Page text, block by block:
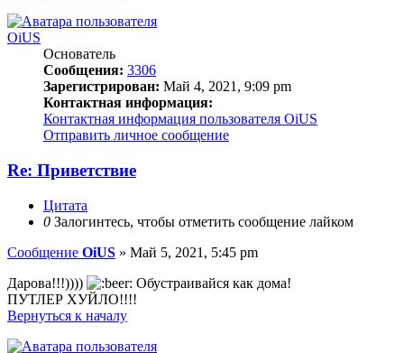
OiUS
Основатель
Сообщения: 3306
Зарегистрирован: Май 4, 2021, 9:09 pm
Контактная информация:
Контактная информация пользователя OiUS
Отправить личное сообщение
Re: Приветствие
Цитата
0 Залогинтесь, чтобы отметить сообщение лайком
Сообщение OiUS » Май 5, 2021, 5:45 pm
Дарова!!!))))
Обустраивайся как дома!
ПУТЛЕР ХУЙЛО!!!!
Вернуться к началу